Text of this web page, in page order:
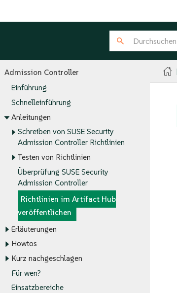
Admission Controller
Einführung
Schnelleinführung
Anleitungen
Schreiben von SUSE Security
Admission Controller Richtlinien
Testen von Richtlinien
Überprüfung SUSE Security
Admission Controller
Richtlinien im Artifact Hub
veröffentlichen
Erläuterungen
Howtos
Kurz nachgeschlagen
Für wen?
Einsatzbereiche